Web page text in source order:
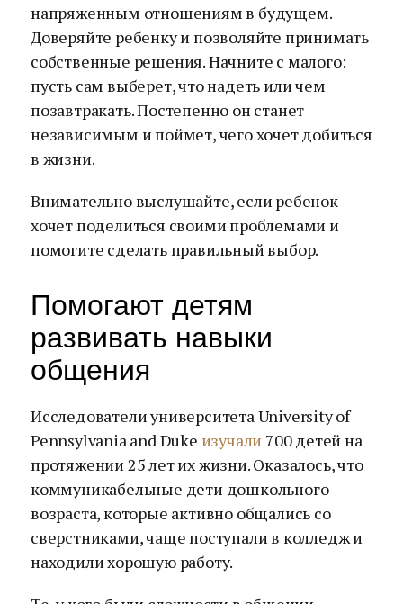
напряженным отношениям в будущем.
Доверяйте ребенку и позволяйте принимать
собственные решения. Начните с малого:
пусть сам выберет, что надеть или чем
позавтракать. Постепенно он станет
независимым и поймет, чего хочет добиться
в жизни.
Внимательно выслушайте, если ребенок
хочет поделиться своими проблемами и
помогите сделать правильный выбор.
Помогают детям
развивать навыки
общения
Исследователи университета University of
Pennsylvania and Duke изучали 700 детей на
протяжении 25 лет их жизни. Оказалось, что
коммуникабельные дети дошкольного
возраста, которые активно общались со
сверстниками, чаще поступали в колледж и
находили хорошую работу.